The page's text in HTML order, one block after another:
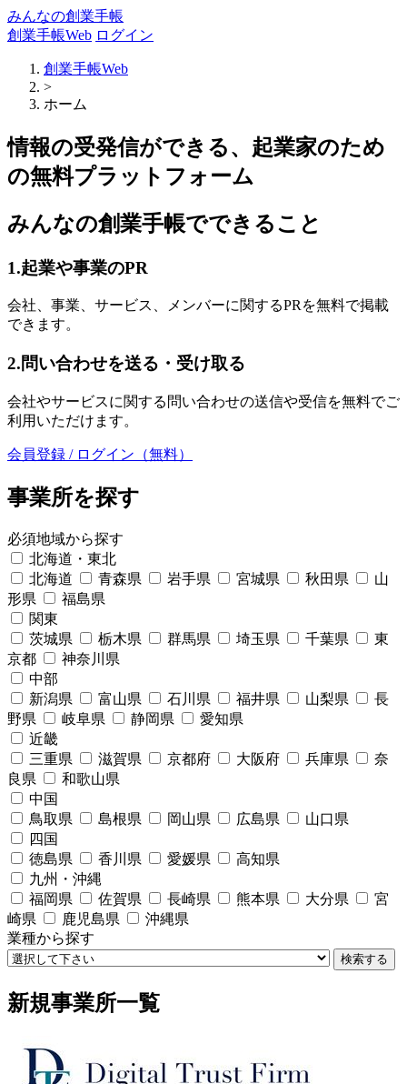
みんなの創業手帳
創業手帳Web ログイン
創業手帳Web
>
ホーム
情報の受発信ができる、起業家のため
の無料プラットフォーム
みんなの創業手帳でできること
1.起業や事業のPR
会社、事業、サービス、メンバーに関するPRを無料で掲載
できます。
2.問い合わせを送る・受け取る
会社やサービスに関する問い合わせの送信や受信を無料でご
利用いただけます。
会員登録 / ログイン（無料）
事業所を探す
必須地域から探す
北海道・東北
北海道
青森県 岩手県 宮城県 秋田県
山
形県
福島県
関東
茨城県
栃木県 群馬県 埼玉県 千葉県
東
京都
神奈川県
中部
新潟県
富山県 石川県 福井県 山梨県
長
野県
岐阜県 静岡県
愛知県
近畿
三重県
滋賀県 京都府 大阪府 兵庫県
奈
良県
和歌山県
中国
鳥取県
島根県 岡山県 広島県
山口県
四国
徳島県
香川県 愛媛県
高知県
九州・沖縄
福岡県
佐賀県 長崎県 熊本県 大分県
宮
崎県
鹿児島県
沖縄県
業種から探す
検索する
新規事業所一覧